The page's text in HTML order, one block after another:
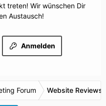
treten! Wir wünschen Dir
Austausch!
Anmelden
Forum Website Reviews